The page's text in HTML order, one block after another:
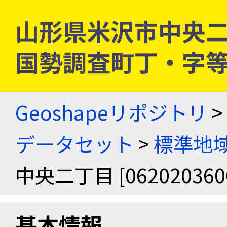
山形県米沢市中央
国勢調査町丁・字
Geoshapeリポジトリ >
データセット >標準地
中央二丁目